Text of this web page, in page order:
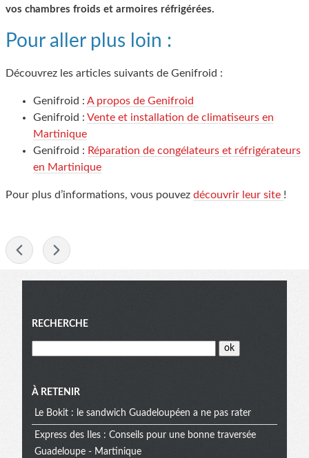
vos chambres froids et armoires réfrigérées.
Pour aller plus loin :
Découvrez les articles suivants de Genifroid :
Genifroid : A propos de Genifroid
Genifroid : Vente et installation de climatiseurs en
Martinique
Genifroid : Réparation de congélateurs et réfrigérateurs
en Martinique
Pour plus d’informations, vous pouvez découvrir leur site !
Menu
RECHERCHE
À RETENIR
Le Bokit : le sandwich Guadeloupéen a ne pas rater
Express des Iles : Conseils pour une bonne traversée
Guadeloupe - Martinique